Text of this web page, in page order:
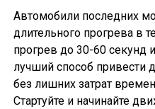
Автомобили последних
длительного прогрева в
прогрев до 30-60 секунд
лучший способ привести
без лишних затрат
Стартуйте и начинайте